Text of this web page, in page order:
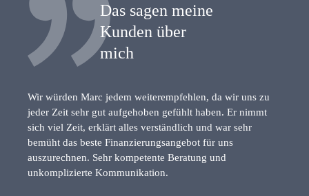
Das sagen meine
Kunden über
mich
Wir würden Marc jedem weiterempfehlen, da wir uns zu
jeder Zeit sehr gut aufgehoben gefühlt haben. Er nimmt
sich viel Zeit, erklärt alles verständlich und war sehr
bemüht das beste Finanzierungsangebot für uns
auszurechnen. Sehr kompetente Beratung und
unkomplizierte Kommunikation.